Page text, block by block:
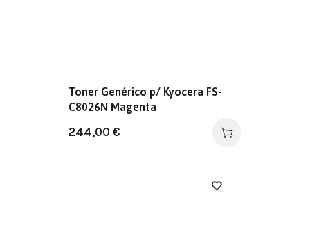
Toner Genérico p/ Kyocera FS-
C8026N Magenta
244,00 €